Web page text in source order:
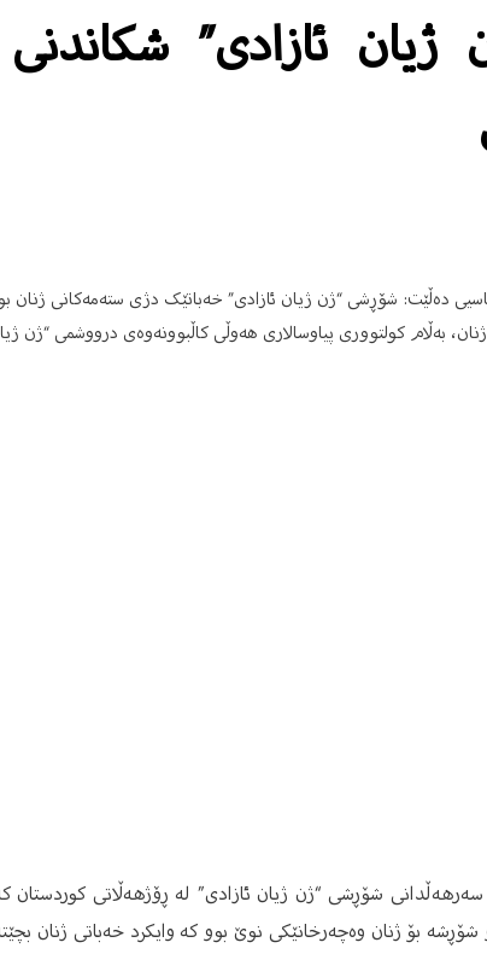
ئازادی” شکاندنی
دەڵێت: شۆڕشی “ژن ژیان ئازادی” خەباتێک دژی ستەمەکانی ژنان
بەڵام کولتووری پیاوسالاری هەوڵی کاڵبوونەوەی درووشمی “ژن
شۆڕشی “ژن ژیان ئازادی” لە ڕۆژهەڵاتی کوردستان
ئەو شۆڕشە بۆ ژنان وەچەرخانێکی نوێ بوو کە وایکرد خەباتی ژنان